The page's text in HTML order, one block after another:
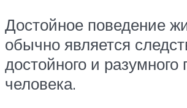
Достойное поведение
обычно является
достойного и разумного
человека.